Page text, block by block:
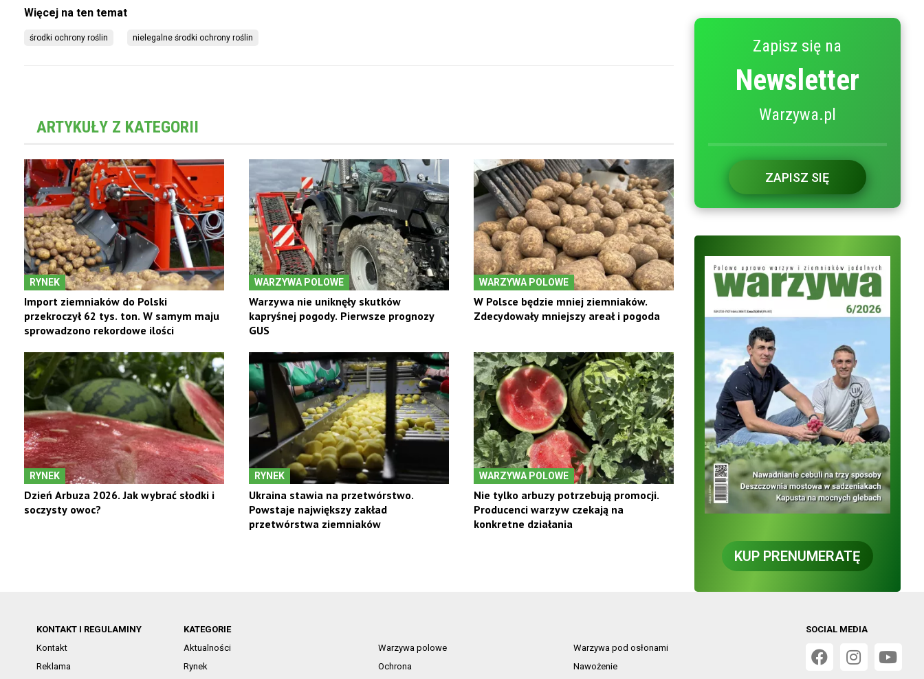
środki ochrony roślin nielegalne środki ochrony roślin
ARTYKUŁY Z KATEGORII
RYNEK
Import ziemniaków do Polski
przekroczył 62 tys. ton. W samym maju
sprowadzono rekordowe ilości
WARZYWA POLOWE
Warzywa nie uniknęły skutków
kapryśnej pogody. Pierwsze prognozy
GUS
WARZYWA POLOWE
W Polsce będzie mniej ziemniaków.
Zdecydowały mniejszy areał i pogoda
RYNEK
Dzień Arbuza 2026. Jak wybrać słodki i
soczysty owoc?
RYNEK
Ukraina stawia na przetwórstwo.
Powstaje największy zakład
przetwórstwa ziemniaków
WARZYWA POLOWE
Nie tylko arbuzy potrzebują promocji.
Producenci warzyw czekają na
konkretne działania
Zapisz się na
Newsletter
Warzywa.pl
ZAPISZ SIĘ
KUP PRENUMERATĘ
KONTAKT I REGULAMINY
Kontakt
Reklama
KATEGORIE
Aktualności
Warzywa polowe
Warzywa pod osłonami
Rynek
Ochrona Nawożenie
SOCIAL MEDIA